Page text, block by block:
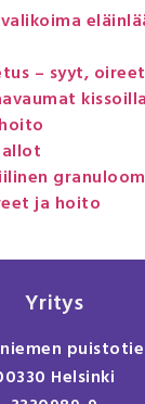
– syyt,
ja hoito
Yritys
puistotie
Helsinki